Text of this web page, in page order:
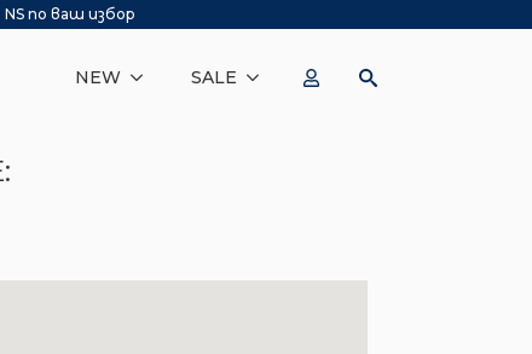
по ваш избор
NEW SALE